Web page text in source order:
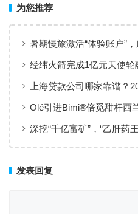
为您推荐
暑期慢旅激活“体验账户”
出行添彩
经纬火箭完成1亿元天使
上海贷款公司哪家靠谱？
工薪族借钱选择指南
Olé引进Bimi®倍觅甜杆西
新选择
深挖“千亿富矿”，“乙肝药
发表回复